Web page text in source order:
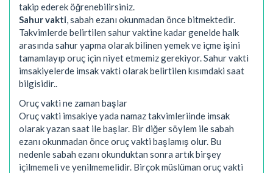
takip ederek öğrenebilirsiniz.
Sahur vakti, sabah ezanı okunmadan önce bitmektedir.
Takvimlerde belirtilen sahur vaktine kadar genelde halk
arasında sahur yapma olarak bilinen yemek ve içme işini
tamamlayıp oruç için niyet etmemiz gerekiyor. Sahur vakti
imsakiyelerde imsak vakti olarak belirtilen kısımdaki saat
bilgisidir..
Oruç vakti ne zaman başlar
Oruç vakti imsakiye yada namaz takvimleriinde imsak
olarak yazan saat ile başlar. Bir diğer söylem ile sabah
ezanı okunmadan önce oruç vakti başlamış olur. Bu
nedenle sabah ezanı okunduktan sonra artık birşey
içilmemeli ve yenilmemelidir. Birçok müslüman oruç vakti